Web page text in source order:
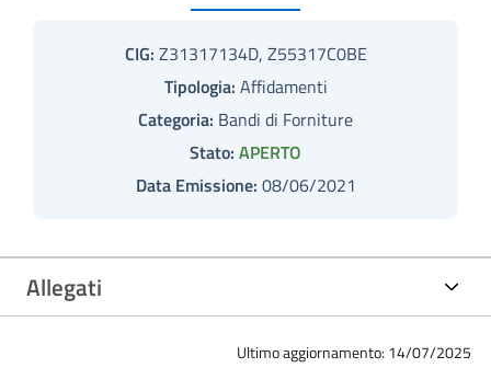
CIG: Z31317134D, Z55317C0BE
Tipologia: Affidamenti
Categoria: Bandi di Forniture
Stato: APERTO
Data Emissione: 08/06/2021
Allegati
Ultimo aggiornamento: 14/07/2025